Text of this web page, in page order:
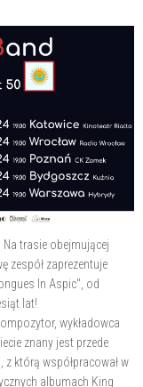
trasie obejmującej
zespół zaprezentuje
In Aspic", od
lat!
wykładowca
znany jest przede
którą współpracował w
albumach King